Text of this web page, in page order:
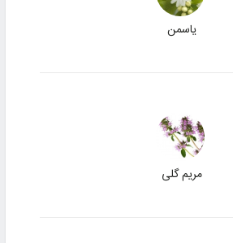
یاسمن
مریم گلی